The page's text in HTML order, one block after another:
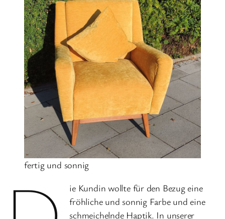
fertig und sonnig
ie Kundin wollte für den Bezug eine
fröhliche und sonnig Farbe und eine
schmeichelnde Haptik. In unserer